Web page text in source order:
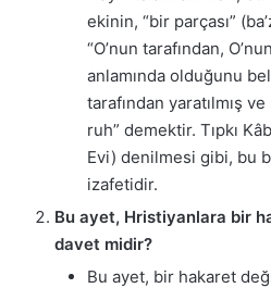
ekinin, “bir parçası”
“O’nun tarafından,
anlamında olduğunu
tarafından yaratılmış
ruh” demektir. Tıpkı
Evi) denilmesi gibi, bu
izafetidir.
Bu ayet, Hristiyanlara bir
davet midir?
Bu ayet, bir hakaret